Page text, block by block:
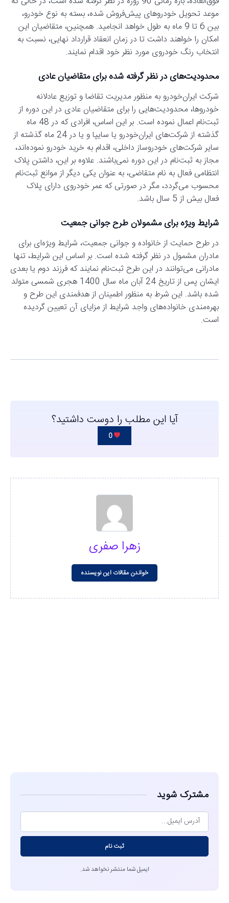
موعد تحویل خودروهای پیش‌فروش شده، بسته به نوع خودرو،
بین 6 تا 9 ماه به طول خواهد انجامید. همچنین، متقاضیان این
امکان را خواهند داشت تا در زمان انعقاد قرارداد نهایی، نسبت به
انتخاب رنگ خودروی مورد نظر خود اقدام نمایند.
محدودیت‌های در نظر گرفته شده برای متقاضیان عادی
شرکت ایران‌خودرو به منظور مدیریت تقاضا و توزیع عادلانه
خودروها، محدودیت‌هایی را برای متقاضیان عادی در این دوره از
ثبت‌نام اعمال نموده است. بر این اساس، افرادی که در 48 ماه
گذشته از شرکت‌های ایران‌خودرو یا سایپا و یا در 24 ماه گذشته از
سایر شرکت‌های خودروساز داخلی، اقدام به خرید خودرو نموده‌اند،
مجاز به ثبت‌نام در این دوره نمی‌باشند. علاوه بر این، داشتن پلاک
انتظامی فعال به نام متقاضی، به عنوان یکی دیگر از موانع ثبت‌نام
محسوب می‌گردد، مگر در صورتی که عمر خودروی دارای پلاک
فعال بیش از 5 سال باشد.
شرایط ویژه برای مشمولان طرح جوانی جمعیت
در طرح حمایت از خانواده و جوانی جمعیت، شرایط ویژه‌ای برای
مادران مشمول در نظر گرفته شده است. بر اساس این شرایط، تنها
مادرانی می‌توانند در این طرح ثبت‌نام نمایند که فرزند دوم یا بعدی
ایشان پس از تاریخ 24 آبان ماه سال 1400 هجری شمسی متولد
شده باشد. این شرط به منظور اطمینان از هدفمندی این طرح و
بهره‌مندی خانواده‌های واجد شرایط از مزایای آن تعیین گردیده
است.
آیا این مطلب را دوست داشتید؟
0
زهرا صفری
خواندن مقالات این نویسنده
مشترک شوید
ثبت نام
ایمیل شما منتشر نخواهد شد.